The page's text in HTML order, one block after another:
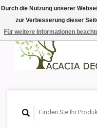
Durch die Nutzung unserer
zur Verbesserung dieser
Für weitere Informationen